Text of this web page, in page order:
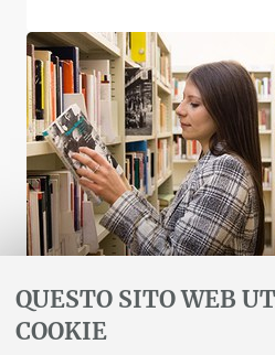
QUESTO SITO WEB
COOKIE